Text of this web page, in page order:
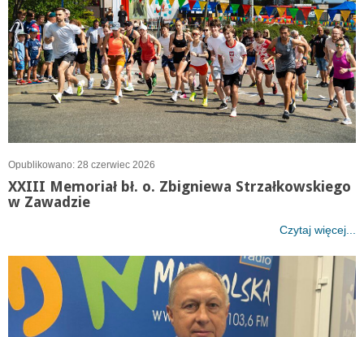
Opublikowano: 28 czerwiec 2026
XXIII Memoriał bł. o. Zbigniewa Strzałkowskiego
w Zawadzie
Czytaj więcej...